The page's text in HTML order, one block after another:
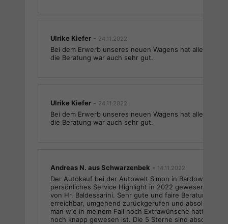
Ulrike Kiefer - 24.11.2022
Bei dem Erwerb unseres neuen Wagens hat alles
die Beratung war auch sehr gut.
Ulrike Kiefer - 24.11.2022
Bei dem Erwerb unseres neuen Wagens hat alles
die Beratung war auch sehr gut.
Andreas N. aus Schwarzenbek - 14.11.2022
Der Autokauf bei der Autowelt Simon in Bardowick ist
persönliches Service Highlight in 2022 gewesen. Top
von Hr. Baldessarini. Sehr gute und faire Beratung.
erreichbar, umgehend zurückgerufen und absolut
man wie in meinem Fall noch Extrawünsche hatte, es
noch knapp gewesen ist. Die 5 Sterne sind absolut